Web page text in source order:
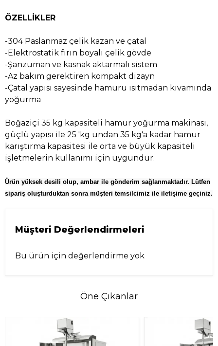
ÖZELLİKLER
-304 Paslanmaz çelik kazan ve çatal
-Elektrostatik fırın boyalı çelik gövde
-Şanzuman ve kasnak aktarmalı sistem
-Az bakım gerektiren kompakt dizayn
-Çatal yapısı sayesinde hamuru ısıtmadan kıvamında
yoğurma
Boğaziçi 35 kg kapasiteli hamur yoğurma makinası,
güçlü yapısı ile 25 'kg undan 35 kg'a kadar hamur
karıştırma kapasitesi ile orta ve büyük kapasiteli
işletmelerin kullanımı için uygundur.
Ürün yüksek desili olup, ambar ile gönderim sağlanmaktadır. Lütfen
sipariş oluşturduktan sonra müşteri temsilcimiz ile iletişime geçiniz.
Müşteri Değerlendirmeleri
Bu ürün için değerlendirme yok
Öne Çıkanlar